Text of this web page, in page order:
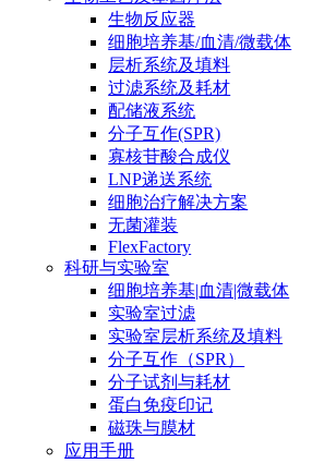
生物反应器
细胞培养基/血清/微载体
层析系统及填料
过滤系统及耗材
配储液系统
分子互作(SPR)
寡核苷酸合成仪
LNP递送系统
细胞治疗解决方案
无菌灌装
FlexFactory
科研与实验室
细胞培养基|血清|微载体
实验室过滤
实验室层析系统及填料
分子互作（SPR）
分子试剂与耗材
蛋白免疫印记
磁珠与膜材
应用手册